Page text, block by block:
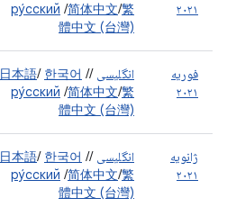
۲۰۲۱
ру́сский /简体中文/繁
體中文 (台灣)
فوریه
۲۰۲۱
انگلیسی /
日本語/ 한국어 /
ру́сский /简体中文/繁
體中文 (台灣)
ژانویه
۲۰۲۱
انگلیسی /
日本語/ 한국어 /
ру́сский /简体中文/繁
體中文 (台灣)